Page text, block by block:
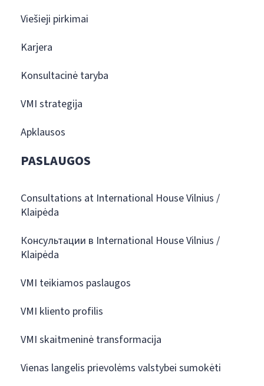
Viešieji pirkimai
Karjera
Konsultacinė taryba
VMI strategija
Apklausos
PASLAUGOS
Consultations at International House Vilnius /
Klaipėda
Консультации в International House Vilnius /
Klaipėda
VMI teikiamos paslaugos
VMI kliento profilis
VMI skaitmeninė transformacija
Vienas langelis prievolėms valstybei sumokėti